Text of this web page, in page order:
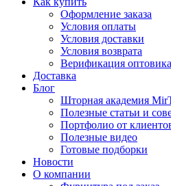
Оформление заказа
Условия оплаты
Условия доставки
Условия возврата
Верификация оптовика
Доставка
Блог
Шторная академия
Полезные статьи и
Портфолио от
Полезные видео
Готовые подборки
Новости
О компании